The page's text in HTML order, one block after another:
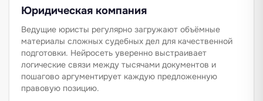
Юридическая компания
Ведущие юристы регулярно загружают объёмные
материалы сложных судебных дел для качественной
подготовки. Нейросеть уверенно выстраивает
логические связи между тысячами документов и
пошагово аргументирует каждую предложенную
правовую позицию.